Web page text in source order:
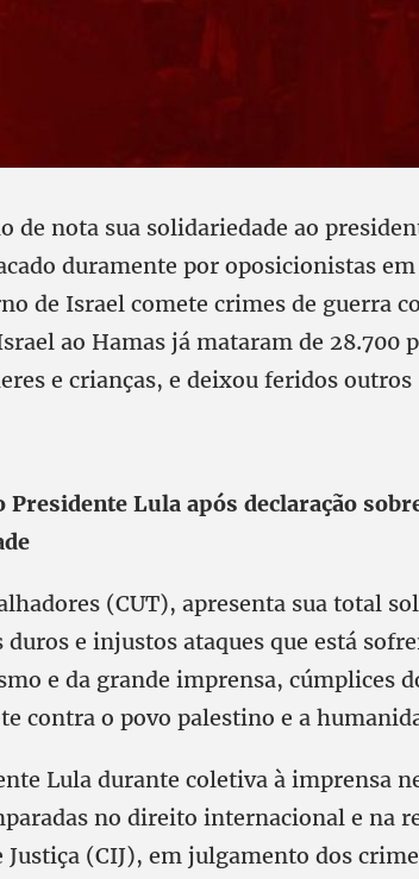
de nota sua solidariedade ao
duramente por oposicionistas em
de Israel comete crimes de guerra
ao Hamas já mataram de 28.700
e crianças, e deixou feridos
Presidente Lula após declaração
(CUT), apresenta sua total
e injustos ataques que está
e da grande imprensa, cúmplices
contra o povo palestino e a
Lula durante coletiva à imprensa
no direito internacional e na
(CIJ), em julgamento dos